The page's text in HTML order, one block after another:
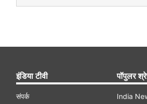
इंडिया टीवी
संपर्क
पॉपुलर
India